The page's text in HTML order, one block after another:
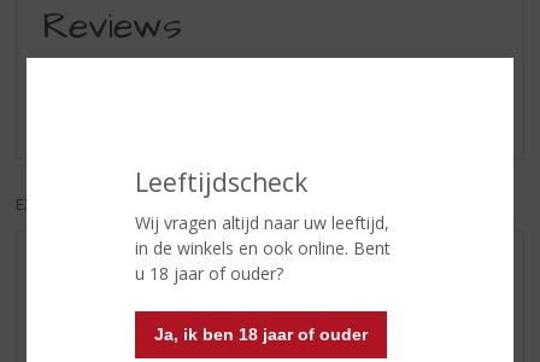
Leeftijdscheck
Wij vragen altijd naar uw leeftijd,
in de winkels en ook online. Bent
u 18 jaar of ouder?
Ja, ik ben 18 jaar of ouder
Reviews
EXCL. BTW INCL. BTW
AANBIEDINGEN
WIJN VAN DE MAAND
WHISKY VAN DE MAAND